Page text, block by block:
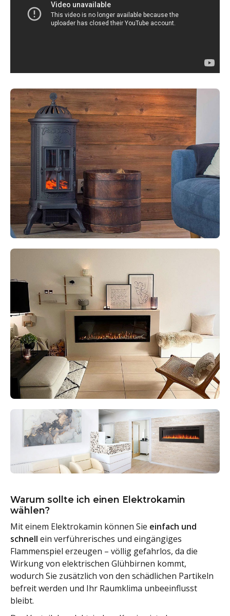
Warum sollte ich einen Elektrokamin
wählen?
Mit einem Elektrokamin können Sie einfach und
schnell ein verführerisches und eingängiges
Flammenspiel erzeugen – völlig gefahrlos, da die
Wirkung von elektrischen Glühbirnen kommt,
wodurch Sie zusätzlich von den schädlichen Partikeln
befreit werden und Ihr Raumklima unbeeinflusst
bleibt.